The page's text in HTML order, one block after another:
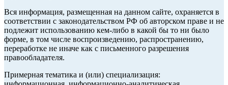
Вся информация, размещенная на данном сайте, охраняется в
соответствии с законодательством РФ об авторском праве и не
подлежит использованию кем-либо в какой бы то ни было
форме, в том числе воспроизведению, распространению,
переработке не иначе как с письменного разрешения
правообладателя.
Примерная тематика и (или) специализация: